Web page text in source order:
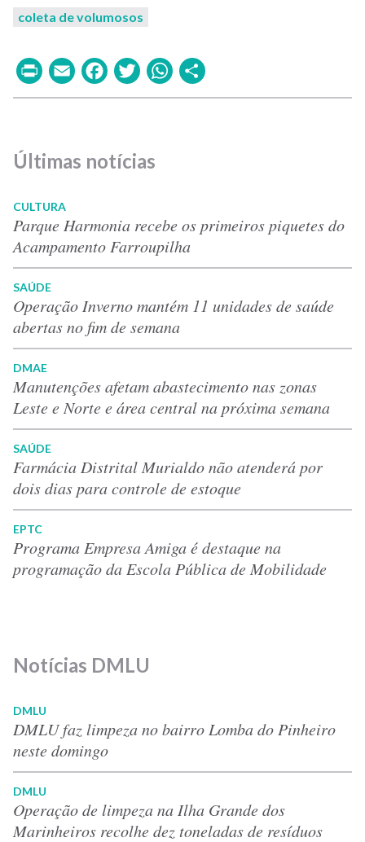
coleta de volumosos
PrintEmailFacebook
TwitterWhatsApp
Últimas notícias
CULTURA
Parque Harmonia recebe os primeiros piquetes do
Acampamento Farroupilha
SAÚDE
Operação Inverno mantém 11 unidades de saúde
abertas no fim de semana
DMAE
Manutenções afetam abastecimento nas zonas
Leste e Norte e área central na próxima semana
SAÚDE
Farmácia Distrital Murialdo não atenderá por
dois dias para controle de estoque
EPTC
Programa Empresa Amiga é destaque na
programação da Escola Pública de Mobilidade
Notícias DMLU
DMLU
DMLU faz limpeza no bairro Lomba do Pinheiro
neste domingo
DMLU
Operação de limpeza na Ilha Grande dos
Marinheiros recolhe dez toneladas de resíduos